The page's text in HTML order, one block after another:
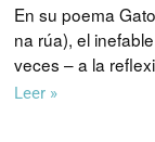
En su poema
na rúa), el
veces – a la
Leer »